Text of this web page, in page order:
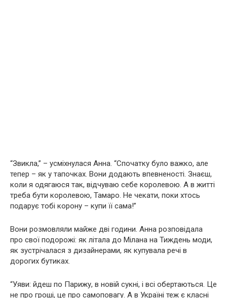
“Звикла,” – усміхнулася Анна. “Спочатку було важко, але
тепер – як у тапочках. Вони додають впевненості. Знаєш,
коли я одягаюся так, відчуваю себе королевою. А в житті
треба бути королевою, Тамаро. Не чекати, поки хтось
подарує тобі корону – купи її сама!”
Вони розмовляли майже дві години. Анна розповідала
про свої подорожі: як літала до Мілана на Тиждень моди,
як зустрічалася з дизайнерами, як купувала речі в
дорогих бутиках.
“Уяви: йдеш по Парижу, в новій сукні, і всі обертаються. Це
не про гроші, це про самоповагу. А в Україні теж є класні